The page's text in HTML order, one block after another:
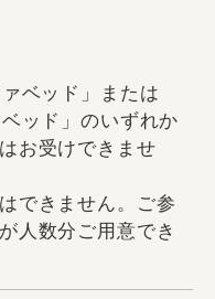
ベッド」または
ッド」のいずれか
お受けできませ
できません。ご参
人数分ご用意でき